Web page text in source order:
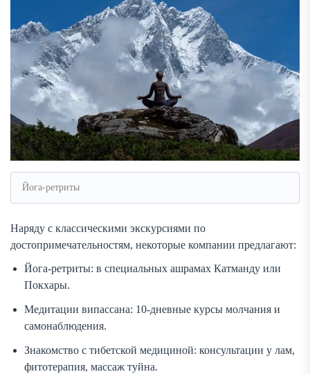
Йога-ретриты
Наряду с классическими экскурсиями по
достопримечательностям, некоторые компании предлагают:
Йога-ретриты: в специальных ашрамах Катманду или
Покхары.
Медитации випассана: 10-дневные курсы молчания и
самонаблюдения.
Знакомство с тибетской медициной: консультации у лам,
фитотерапия, массаж туйна.